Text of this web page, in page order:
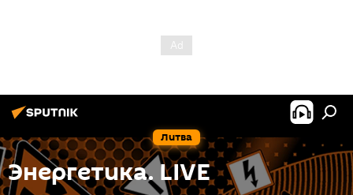
Литва
Энергетика. LIVE